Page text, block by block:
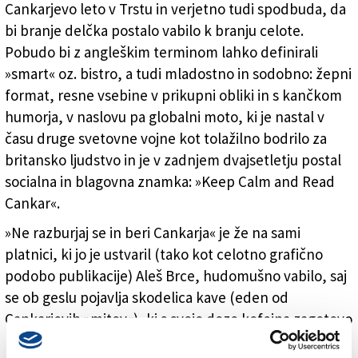
Cankarjevo leto v Trstu in verjetno tudi spodbuda, da
bi branje delčka postalo vabilo k branju celote.
Pobudo bi z angleškim terminom lahko definirali
»smart« oz. bistro, a tudi mladostno in sodobno: žepni
format, resne vsebine v prikupni obliki in s kančkom
humorja, v naslovu pa globalni moto, ki je nastal v
času druge svetovne vojne kot tolažilno bodrilo za
britansko ljudstvo in je v zadnjem dvajsetletju postal
socialna in blagovna znamka: »Keep Calm and Read
Cankar«.
»Ne razburjaj se in beri Cankarja« je že na sami
platnici, ki jo je ustvaril (tako kot celotno grafično
podobo publikacije) Aleš Brce, hudomušno vabilo, saj
se ob geslu pojavlja skodelica kave (eden od
Cankarjevih »mitov«), ki s svojo dozo kofeina zagotovo
ne deluje pomirjujoče. V stilu današnje hitre